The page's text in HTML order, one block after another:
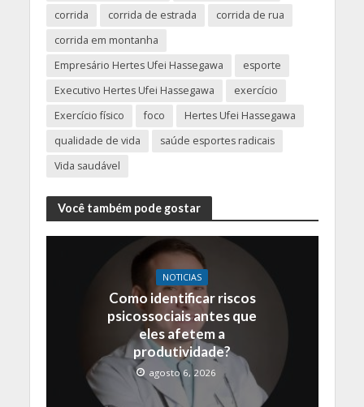
corrida
corrida de estrada
corrida de rua
corrida em montanha
Empresário Hertes Ufei Hassegawa
esporte
Executivo Hertes Ufei Hassegawa
exercício
Exercício físico
foco
Hertes Ufei Hassegawa
qualidade de vida
saúde esportes radicais
Vida saudável
Você também pode gostar
NOTICIAS
Como identificar riscos
psicossociais antes que
eles afetem a
produtividade?
agosto 6, 2026